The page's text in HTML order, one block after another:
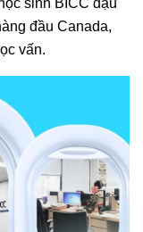
sinh BICC đậu
đầu Canada,
vấn.